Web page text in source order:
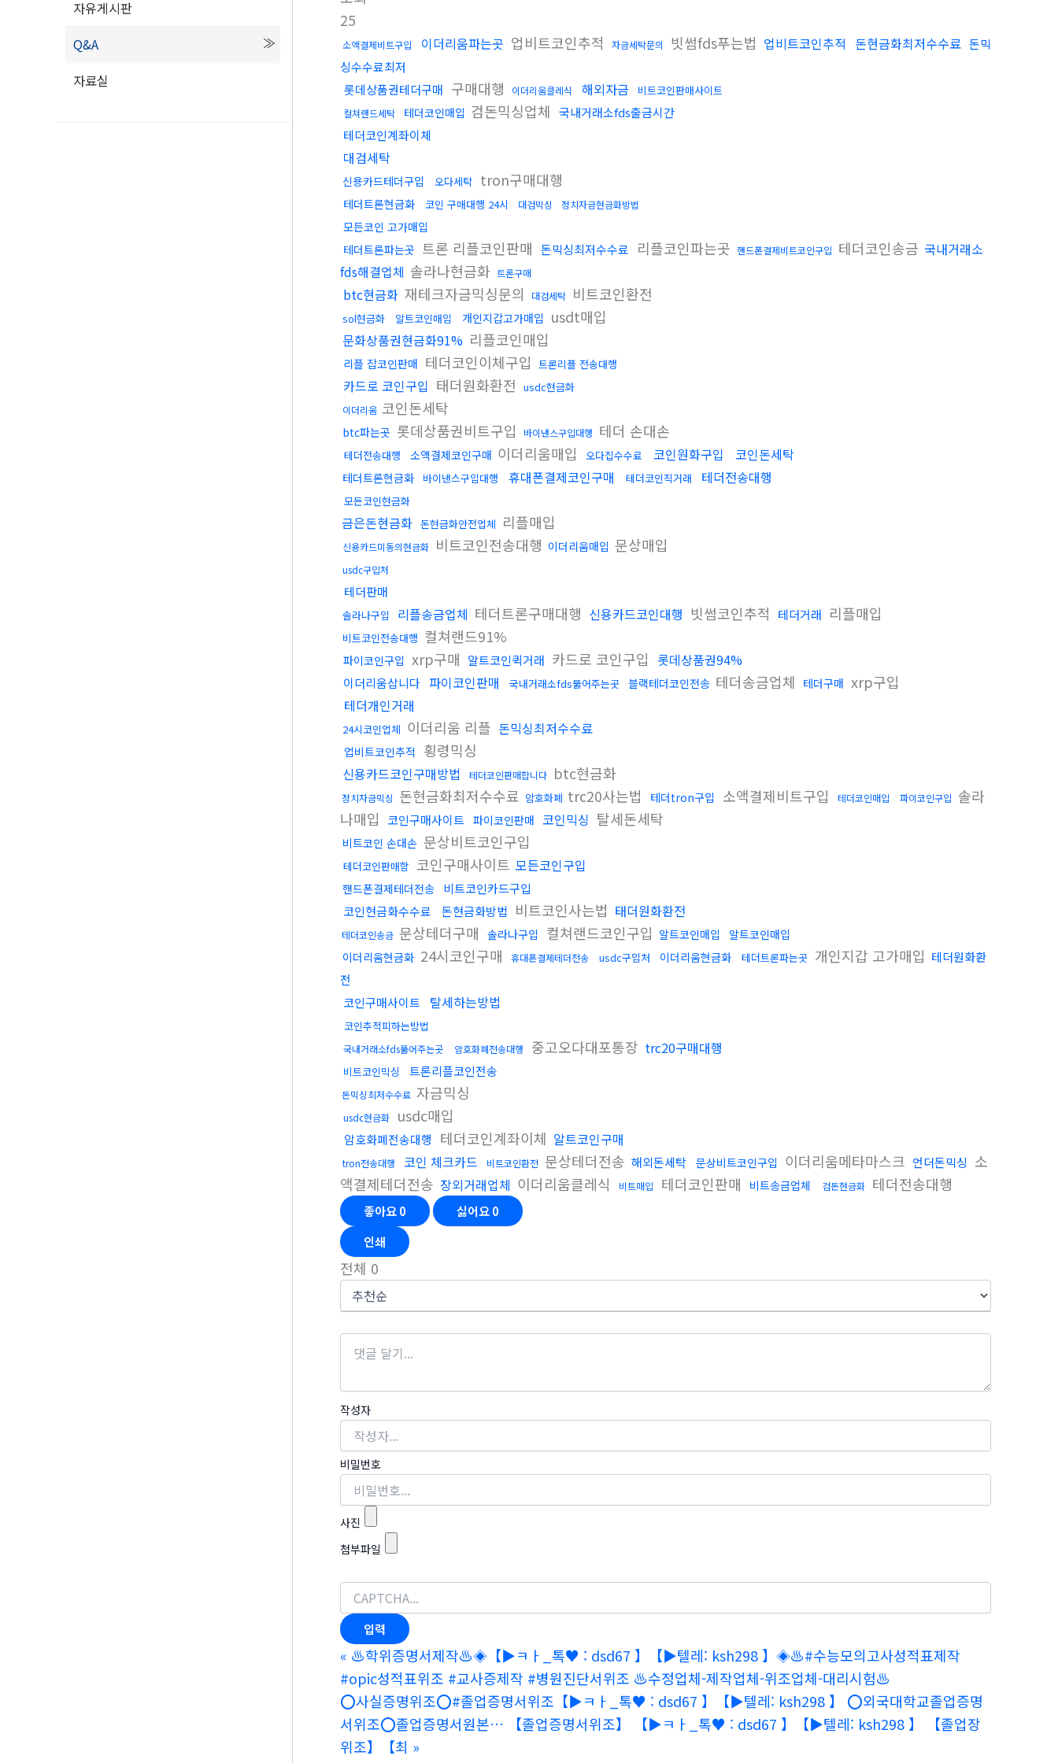
자유게시판
Q&A
자료실
25
소액결제비트구입 이더리움파는곳 업비트코인추적 자금세탁문의 빗썸fds푸는법 업비트코인추적 돈현금화최저수수료 돈믹
싱수수료최저
롯데상품권테더구매 구매대행 이더리움클레식 해외자금 비트코인판매사이트
컬쳐랜드세탁 테더코인매입 검돈믹싱업체 국내거래소fds출금시간
테더코인계좌이체
대검세탁
신용카드테더구입 오다세탁 tron구매대행
테더트론현금화 코인 구매대행 24시 대검믹싱 정치자금현금화방법
모든코인 고가매입
테더트론파는곳 트론 리플코인판매 돈믹싱최저수수료 리플코인파는곳 핸드폰결제비트코인구입 테더코인송금 국내거래소
fds해결업체 솔라나현금화 트론구매
btc현금화 재테크자금믹싱문의 대검세탁 비트코인환전
sol현금화 알트코인매입 개인지갑고가매입 usdt매입
문화상품권현금화91% 리플코인매입
리플 잡코인판매 테더코인이체구입 트론리플 전송대행
카드로 코인구입 태더원화환전 usdc현금화
이더리움 코인돈세탁
btc파는곳 롯데상품권비트구입 바이낸스구입대행 테더 손대손
테더전송대행 소액결제코인구매 이더리움매입 오다집수수료 코인원화구입 코인돈세탁
테더트론현금화 바이낸스구입대행 휴대폰결제코인구매 테더코인직거래 테더전송대행
모든코인현금화
금은돈현금화 돈현금화안전업체 리플매입
신용카드미동의현금화 비트코인전송대행 이더리움매입 문상매입
usdc구입처
테더판매
솔라나구입 리플송금업체 테더트론구매대행 신용카드코인대행 빗썸코인추적 테더거래 리플매입
비트코인전송대행 컬쳐랜드91%
파이코인구입 xrp구매 알트코인퀵거래 카드로 코인구입 롯데상품권94%
이더리움삽니다 파이코인판매 국내거래소fds뚫어주는곳 블랙테더코인전송 테더송금업체 테더구매 xrp구입
테더개인거래
24시코인업체 이더리움 리플 돈믹싱최저수수료
업비트코인추적 횡령믹싱
신용카드코인구매방법 테더코인판매합니다 btc현금화
정치자금믹싱 돈현금화최저수수료 암호화폐 trc20사는법 테더tron구입 소액결제비트구입 테더코인매입 파이코인구입 솔라
나매입
코인구매사이트 파이코인판매 코인믹싱 탈세돈세탁
비트코인 손대손 문상비트코인구입
테더코인판매함 코인구매사이트 모든코인구입
핸드폰결제테더전송 비트코인카드구입
코인현금화수수료
돈현금화방법 비트코인사는법 태더원화환전
테더코인송금 문상테더구매 솔라나구입 컬쳐랜드코인구입 알트코인매입
알트코인매입
이더리움현금화 24시코인구매 휴대폰결제테더전송 usdc구입처 이더리움현금화 테더트론파는곳 개인지갑 고가매입 테더원화환
전
코인구매사이트
탈세하는방법
코인추적피하는방법
국내거래소fds뚫어주는곳 암호화폐전송대행 중고오다대포통장 trc20구매대행
비트코인믹싱 트론리플코인전송
돈믹싱최저수수료 자금믹싱
usdc현금화 usdc매입
암호화폐전송대행 테더코인계좌이체 알트코인구매
tron전송대행 코인 체크카드 비트코인환전 문상테더전송 해외돈세탁 문상비트코인구입 이더리움메타마스크 언더돈믹싱 소
액결제테더전송 장외거래업체 이더리움클레식 비트매입 테더코인판매 비트송금업체 검돈현금화 테더전송대행
좋아요0 싫어요0
인쇄
전체 0
작성자
비밀번호
사진
첨부파일
« ♨️학위증명서제작♨️◈【▶ㅋㅏ_톡♥ : dsd67 】【▶텔레: ksh298 】◈♨️#수능모의고사성적표제작
#opic성적표위조 #교사증제작 #병원진단서위조 ♨️수정업체-제작업체-위조업체-대리시험♨️
⭕️사실증명위조⭕️#졸업증명서위조【▶ㅋㅏ_톡♥ : dsd67 】【▶텔레: ksh298 】 ⭕️외국대학교졸업증명
서위조⭕️졸업증명서원본… 【졸업증명서위조】 【▶ㅋㅏ_톡♥ : dsd67 】【▶텔레: ksh298 】 【졸업장
위조】【최 »